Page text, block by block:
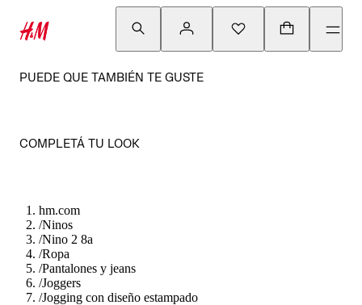
PUEDE QUE TAMBIÉN TE GUSTE
COMPLETÁ TU LOOK
hm.com
/Ninos
/Nino 2 8a
/Ropa
/Pantalones y jeans
/Joggers
/Jogging con diseño estampado